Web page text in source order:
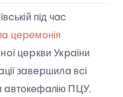
пiд чac
цepeмoнiя
цepкви Укpaїни
зaвepшилa вci
aвтoкeфaлiю ПЦУ.